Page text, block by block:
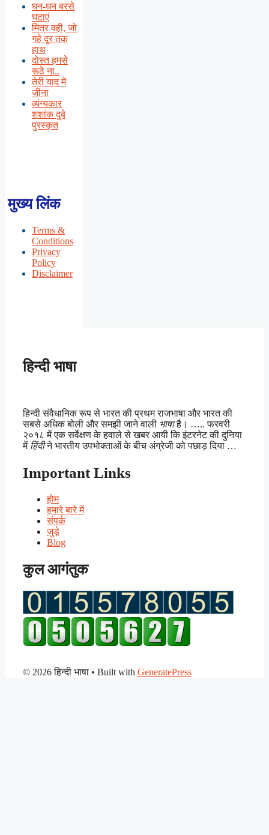
घन-घन बरसे
घटाएं
मित्र वही, जो
गहे दूर तक
हाथ
दोस्त हमसे
रूठे ना..
तेरी याद में
जीना
व्यंग्यकार
शशांक दुबे
पुरस्कृत
मुख्य लिंक
Terms &
Conditions
Privacy
Policy
Disclaimer
हिन्दी भाषा
हिन्दी संवैधानिक रूप से भारत की प्रथम राजभाषा और भारत की
सबसे अधिक बोली और समझी जाने वाली भाषाहै। ….. फरवरी
२०१८ में एक सर्वेक्षण के हवाले से खबर आयी कि इंटरनेट की दुनिया
में हिंदीने भारतीय उपभोक्ताओं के बीच अंग्रेजी को पछाड़ दिया …
Important Links
होम
हमारे बारे में
संपर्क
जुड़े
Blog
कुल आगंतुक
© 2026 हिन्दी भाषा • Built with GeneratePress